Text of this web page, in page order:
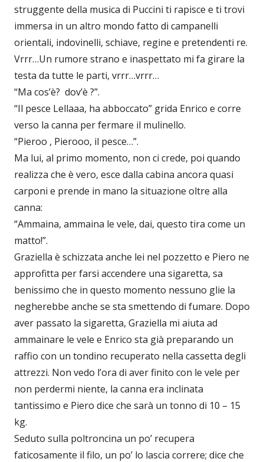
struggente della musica di Puccini ti rapisce e ti trovi
immersa in un altro mondo fatto di campanelli
orientali, indovinelli, schiave, regine e pretendenti re.
Vrrr…Un rumore strano e inaspettato mi fa girare la
testa da tutte le parti, vrrr…vrrr…
“Ma cos’è? dov’è ?”.
“Il pesce Lellaaa, ha abboccato” grida Enrico e corre
verso la canna per fermare il mulinello.
“Pieroo , Pierooo, il pesce…”.
Ma lui, al primo momento, non ci crede, poi quando
realizza che è vero, esce dalla cabina ancora quasi
carponi e prende in mano la situazione oltre alla
canna:
“Ammaina, ammaina le vele, dai, questo tira come un
matto!”.
Graziella è schizzata anche lei nel pozzetto e Piero ne
approfitta per farsi accendere una sigaretta, sa
benissimo che in questo momento nessuno glie la
negherebbe anche se sta smettendo di fumare. Dopo
aver passato la sigaretta, Graziella mi aiuta ad
ammainare le vele e Enrico sta già preparando un
raffio con un tondino recuperato nella cassetta degli
attrezzi. Non vedo l’ora di aver finito con le vele per
non perdermi niente, la canna era inclinata
tantissimo e Piero dice che sarà un tonno di 10 – 15
kg.
Seduto sulla poltroncina un po’ recupera
faticosamente il filo, un po’ lo lascia correre; dice che